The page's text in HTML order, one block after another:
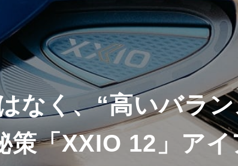
なく、“高いバラ
策「XXIO 12」ア